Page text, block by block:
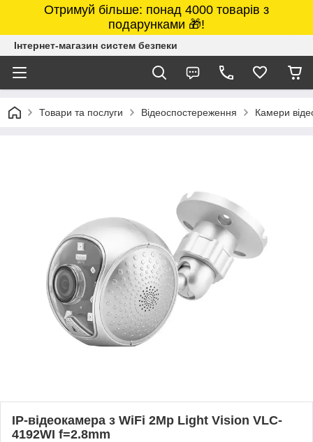
Отримуй більше: понад 4000 товарів з
подарунками 🎁!
Інтернет-магазин систем безпеки
Товари та послуги Відеоспостереження Камери
IP-відеокамера з WiFi 2Mp Light Vision VLC-
4192WI f=2.8mm